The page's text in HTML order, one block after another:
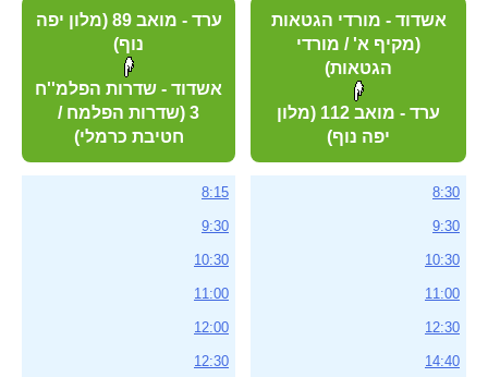
אשדוד - מורדי הגטאות
(מקיף א' / מורדי
הגטאות)
ערד - מואב 112 (מלון
יפה נוף)
8:30
9:30
10:30
11:00
12:30
14:40
ערד - מואב 89 (מלון יפה
נוף)
אשדוד - שדרות הפלמ''ח
3 (שדרות הפלמח /
חטיבת כרמלי)
8:15
9:30
10:30
11:00
12:00
12:30